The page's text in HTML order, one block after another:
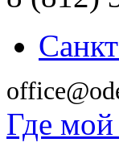
Где мой